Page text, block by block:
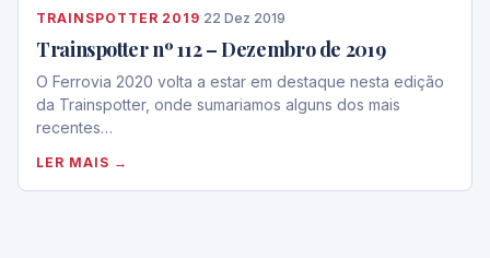
TRAINSPOTTER 2019·22 Dez 2019
Trainspotter nº 112 – Dezembro de 2019
O Ferrovia 2020 volta a estar em destaque nesta edição
da Trainspotter, onde sumariamos alguns dos mais
recentes…
LER MAIS →